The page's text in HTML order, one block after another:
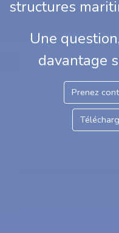
structures
Une
davantage
Prenez